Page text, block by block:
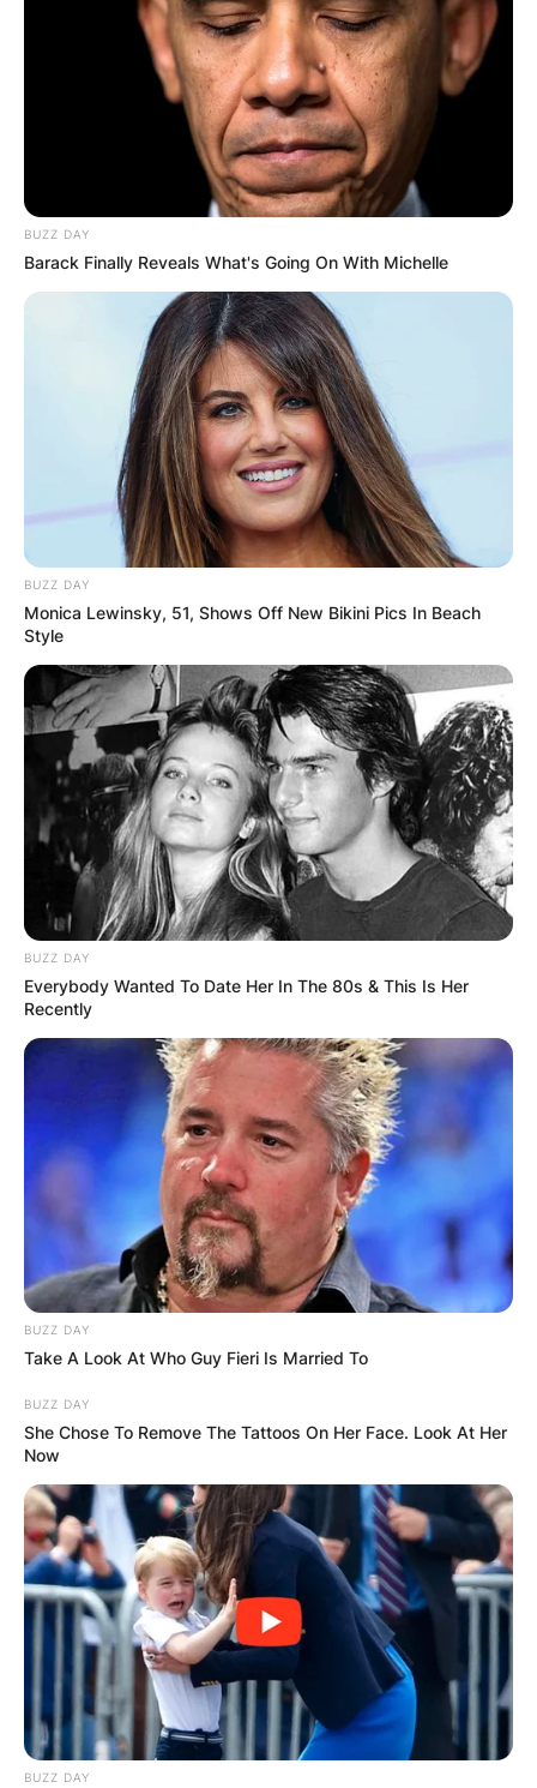
BUZZ DAY
Barack Finally Reveals What's Going On With Michelle
BUZZ DAY
Monica Lewinsky, 51, Shows Off New Bikini Pics In Beach
Style
BUZZ DAY
Everybody Wanted To Date Her In The 80s & This Is Her
Recently
BUZZ DAY
Take A Look At Who Guy Fieri Is Married To
BUZZ DAY
She Chose To Remove The Tattoos On Her Face. Look At Her
Now
BUZZ DAY